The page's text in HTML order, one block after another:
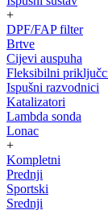
+
DPF/FAP filter
Brtve
Cijevi auspuha
Fleksibilni
Ispušni razvodnici
Katalizatori
Lambda sonda
Lonac
+
Kompletni
Prednji
Sportski
Srednji